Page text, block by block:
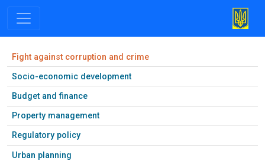
Fight against corruption and crime
Socio-economic development
Budget and finance
Property management
Regulatory policy
Urban planning